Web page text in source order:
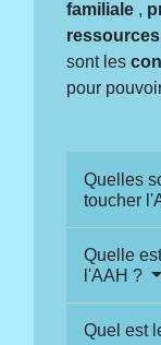
familiale ,
ressources
sont les
pour
Quelles
toucher
Quelle
l'AAH ?
Quel est